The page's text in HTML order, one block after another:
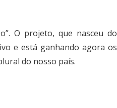
O projeto, que nasceu do
e está ganhando agora os
do nosso país.